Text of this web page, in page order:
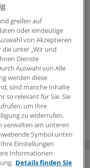
und
Sie sich von
- und seien Sie immer
greifen auf
oder eindeutige
von Akzeptieren
die unter „Wir und
Dienste
Auswahl von Alle
werden diese
sind manche Inhalte
so relevant für Sie. Sie
um Ihre
zu widerrufen,
verwalten am unteren
Symbol unten
Einstellungen
Informationen
Details finden Sie